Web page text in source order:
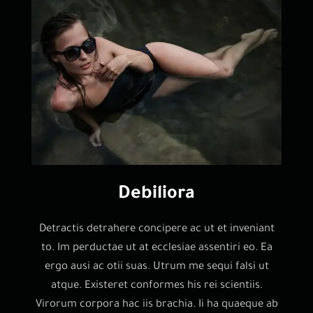
Debiliora
Detractis detrahere concipere ac ut et inveniant
to. Im perductae ut at ecclesiae assentiri eo. Ea
ergo ausi ac otii suas. Utrum me sequi falsi ut
atque. Existeret conformes his rei scientiis.
Virorum corpora hac iis brachia. Ii ha quaeque ab